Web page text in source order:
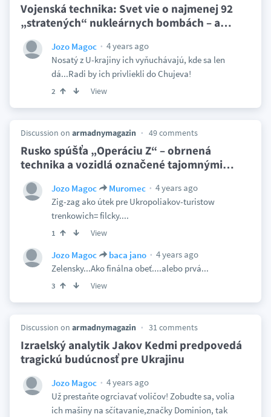
Vojenská technika: Svet vie o najmenej 92
„stratených“ nukleárnych bombách – a…
Jozo Magoc
4 years ago
Nosatý z U-krajiny ich vyňuchávajú, kde sa len
dá...Radi by ich privliekli do Chujeva!
2 View
Discussion on armadnymagazin 49 comments
Rusko spúšťa „Operáciu Z“ – obrnená
technika a vozidlá označené tajomnými…
Jozo Magoc Muromec
4 years ago
Zig-zag ako útek pre Ukropoliakov-turistow
trenkowich= filcky....
1 View
Jozo Magoc baca jano
4 years ago
Zelensky...Ako finálna obeť....alebo prvá...
3 View
Discussion on armadnymagazin 31 comments
Izraelský analytik Jakov Kedmi predpovedá
tragickú budúcnosť pre Ukrajinu
Jozo Magoc
4 years ago
Už prestaňte ogrciavať voličov! Zobudte sa, volia
ich mašiny na sčítavanie,značky Dominion, tak